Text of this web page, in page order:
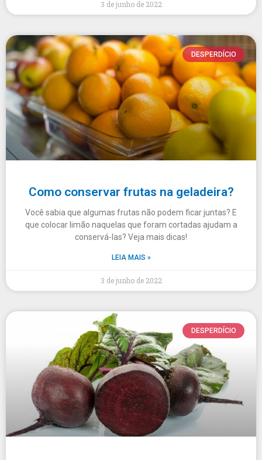
3 de junho de 2022
DESPERDÍCIO
Como conservar frutas na geladeira?
Você sabia que algumas frutas não podem ficar juntas? E
que colocar limão naquelas que foram cortadas ajudam a
conservá-las? Veja mais dicas!
LEIA MAIS »
3 de junho de 2022
DESPERDÍCIO